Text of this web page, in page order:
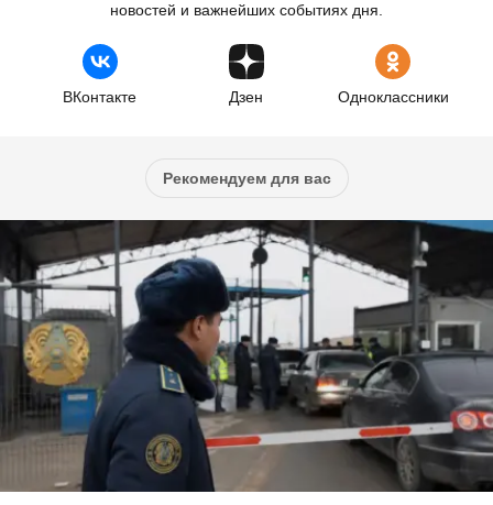
новостей и важнейших событиях дня.
ВКонтакте Дзен Одноклассники
Рекомендуем для вас